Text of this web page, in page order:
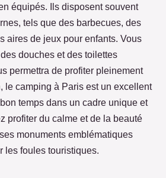
équipés. Ils disposent souvent
tels que des barbecues, des
aires de jeux pour enfants. Vous
douches et des toilettes
permettra de profiter pleinement
le camping à Paris est un excellent
temps dans un cadre unique et
profiter du calme et de la beauté
monuments emblématiques
les foules touristiques.